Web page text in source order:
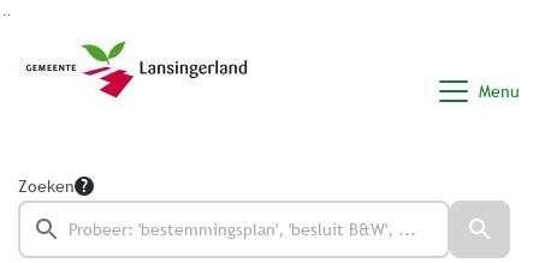
Menu
Zoeken